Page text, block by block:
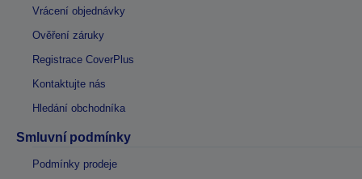
Vrácení objednávky
Ověření záruky
Registrace CoverPlus
Kontaktujte nás
Hledání obchodníka
Smluvní podmínky
Podmínky prodeje